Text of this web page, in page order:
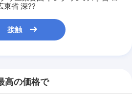
東省 深??
接触
高の価格で